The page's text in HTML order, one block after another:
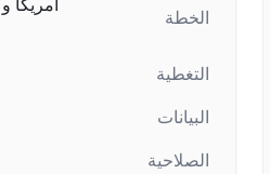
الخطة
التغطية
البيانات
الصلاحية